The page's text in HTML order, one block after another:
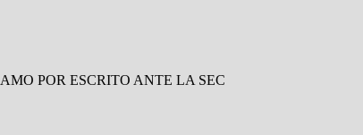
POR ESCRITO ANTE LA SEC